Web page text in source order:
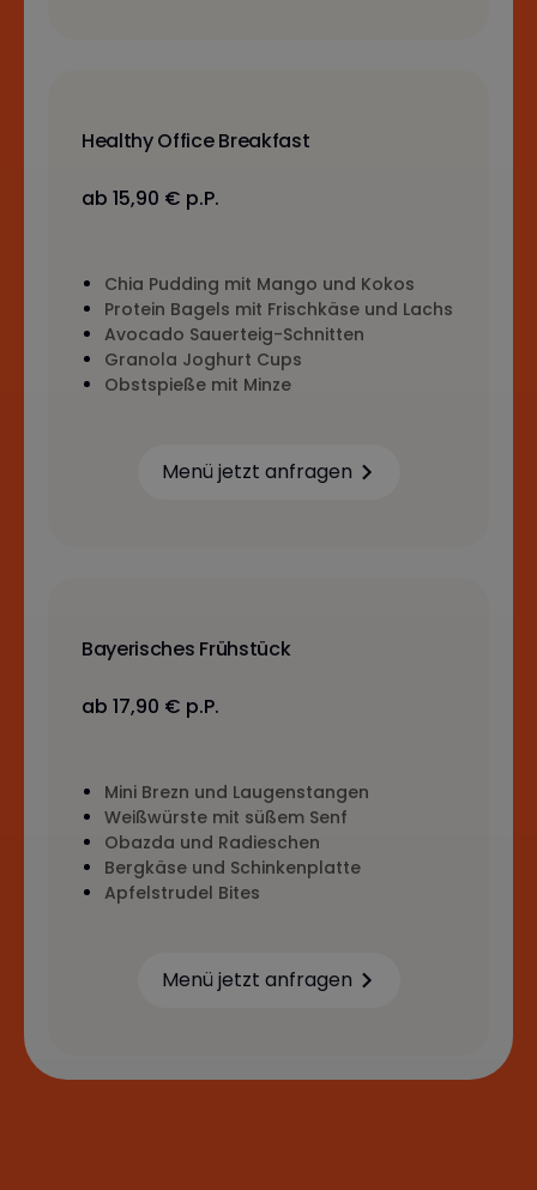
Healthy Office Breakfast
ab 15,90 € p.P.
Chia Pudding mit Mango und Kokos
Protein Bagels mit Frischkäse und Lachs
Avocado Sauerteig-Schnitten
Granola Joghurt Cups
Obstspieße mit Minze
Menü jetzt anfragen
Bayerisches Frühstück
ab 17,90 € p.P.
Mini Brezn und Laugenstangen
Weißwürste mit süßem Senf
Obazda und Radieschen
Bergkäse und Schinkenplatte
Apfelstrudel Bites
Menü jetzt anfragen